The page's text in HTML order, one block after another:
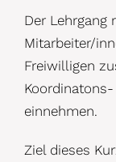
Der
Mitarbeiter/
Freiwilligen
einnehmen.
Ziel dieses